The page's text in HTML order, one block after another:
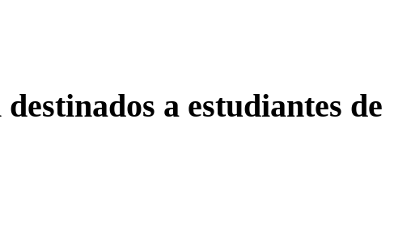
a estudiantes de